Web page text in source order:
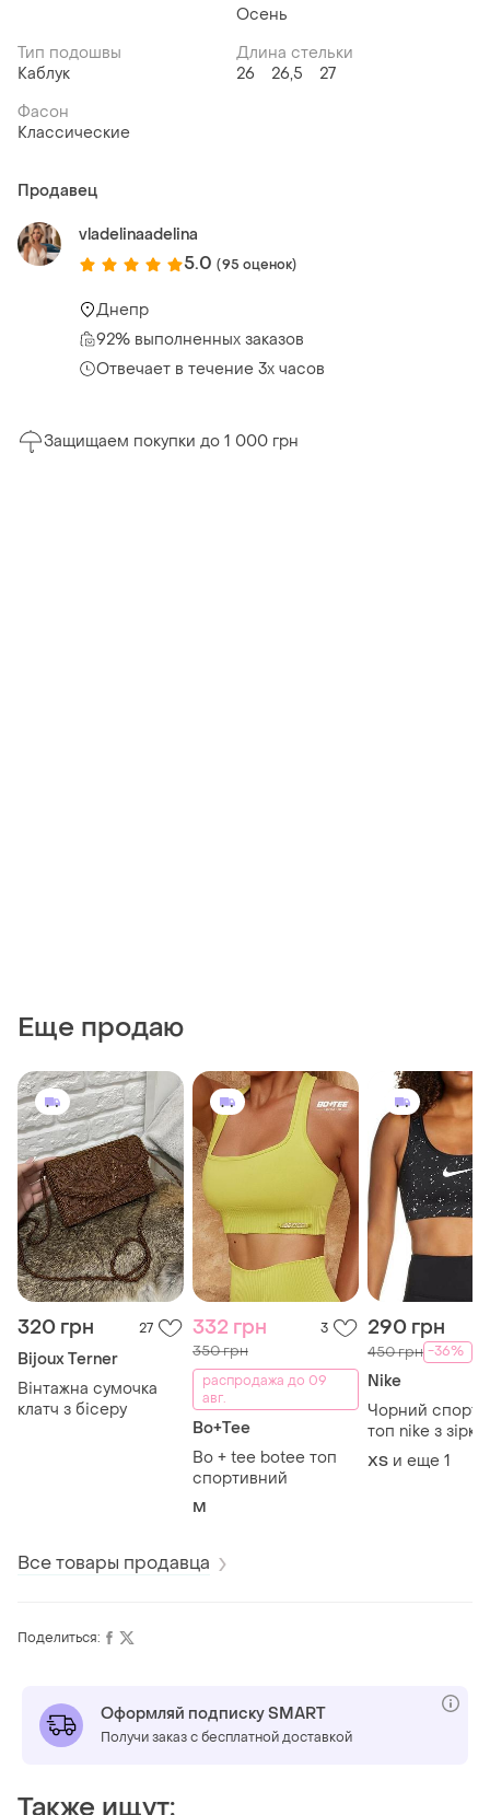
Осень
Тип подошвы
Каблук
Длина стельки
26
26,5
27
Фасон
Классические
Продавец
vladelinaadelina
5.0 (95 оценок)
Днепр
92% выполненных заказов
Отвечает в течение 3х часов
Защищаем покупки до 1 000 грн
Еще продаю
320 грн 27
Bijoux Terner
Вінтажна сумочка
клатч з бісеру
332 грн 3
350 грн
распродажа до 09
авг.
Bo+Tee
Bo + tee botee топ
спортивний
M
290 грн
450 грн -36%
Nike
Чорний
топ nike з
сяючим
ХS и еще 1
Все товары продавца
Поделиться:
Оформляй подписку SMART
Получи заказ с бесплатной доставкой
Также ищут: